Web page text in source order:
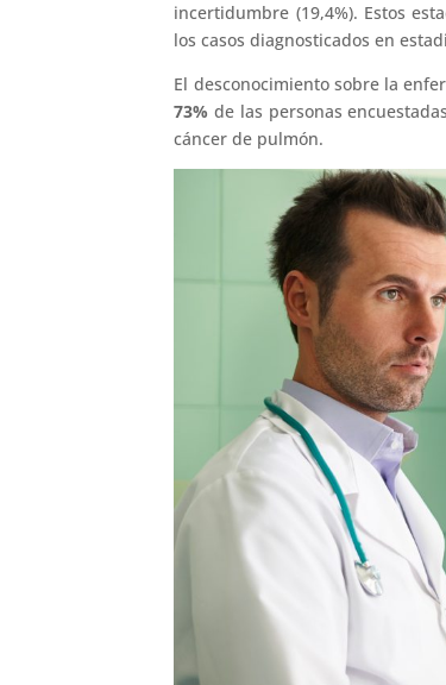
incertidumbre (19,4%). Estos
los casos diagnosticados en
El desconocimiento sobre la
73%de las personas
cáncer de pulmón.